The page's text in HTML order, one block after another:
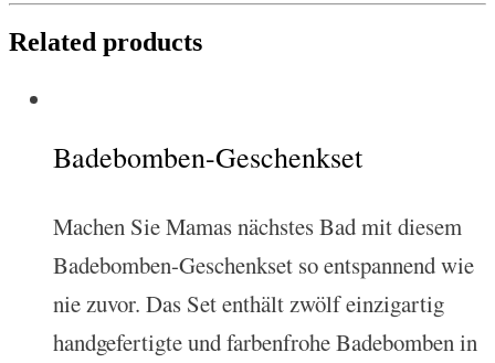
Related products
Badebomben-Geschenkset
Machen Sie Mamas nächstes Bad mit diesem
Badebomben-Geschenkset so entspannend wie
nie zuvor. Das Set enthält zwölf einzigartig
handgefertigte und farbenfrohe Badebomben in